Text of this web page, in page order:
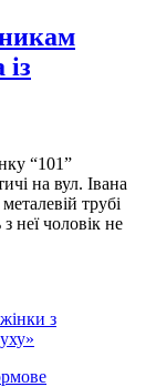
“101”
на вул. Івана
трубі
неї чоловік не
з